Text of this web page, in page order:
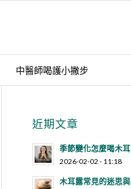
中醫師喝護小撇步
近期文章
季節變化怎麼喝木
2026-02-02 - 11:18
木耳露常見的迷思